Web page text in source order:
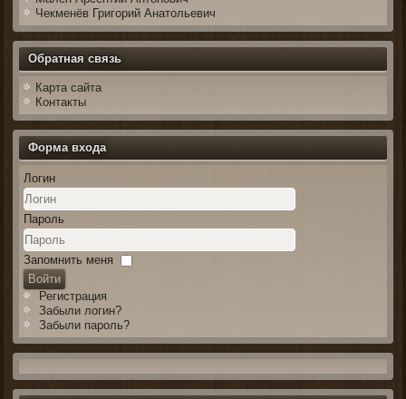
Чекменёв Григорий Анатольевич
Обратная связь
Карта сайта
Контакты
Форма входа
Логин
Пароль
Запомнить меня
Войти
Регистрация
Забыли логин?
Забыли пароль?